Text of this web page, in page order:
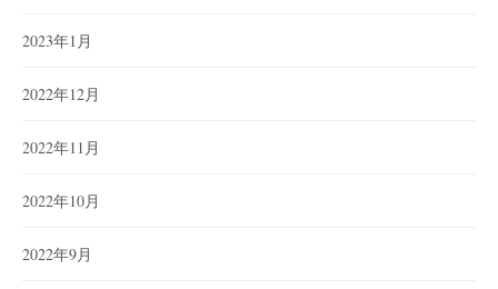
2023年1月
2022年12月
2022年11月
2022年10月
2022年9月